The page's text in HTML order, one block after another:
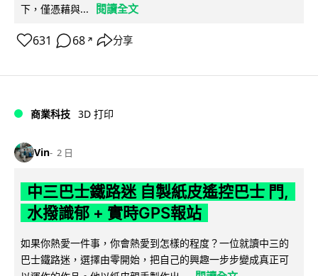
下，僅憑藉與...
閱讀全文
631 68 ↗ 分享
商業科技 3D 打印
Vin 2 日
中三巴士鐵路迷 自製紙皮遙控巴士 門,
水撥識郁 + 實時GPS報站
如果你熱愛一件事，你會熱愛到怎樣的程度？一位就讀中三的
巴士鐵路迷，選擇由零開始，把自己的興趣一步步變成真正可